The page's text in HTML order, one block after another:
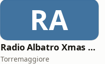
RA
Radio Albatro Xmas Fly
Torremaggiore